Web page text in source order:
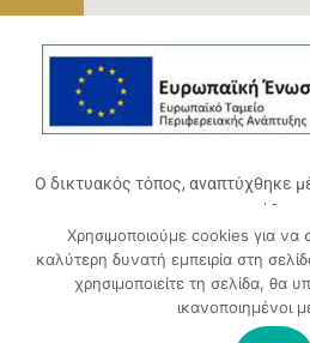
Ο δικτυακός τόπος, αναπτύχθηκε
πράξης
«Ψηφιακό Οικοσύστημα
Επιμελητηρίου
Επιχειρησιακό Πρόγραμμα
Συγχρηματοδοτείται από την
Χρησιμοποιούμε cookies για
καλύτερη δυνατή εμπειρία στη
χρησιμοποιείτε τη σελίδα, θα
ικανοποιημένοι